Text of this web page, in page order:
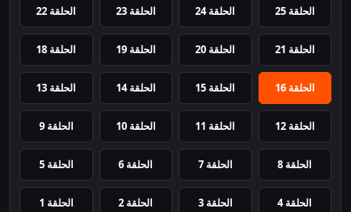
الحلقة 25 الحلقة 24 الحلقة 23 الحلقة 22
الحلقة 21 الحلقة 20 الحلقة 19 الحلقة 18
الحلقة 16 الحلقة 15 الحلقة 14 الحلقة 13
الحلقة 12 الحلقة 11 الحلقة 10 الحلقة 9
الحلقة 8 الحلقة 7 الحلقة 6 الحلقة 5
الحلقة 4 الحلقة 3 الحلقة 2 الحلقة 1